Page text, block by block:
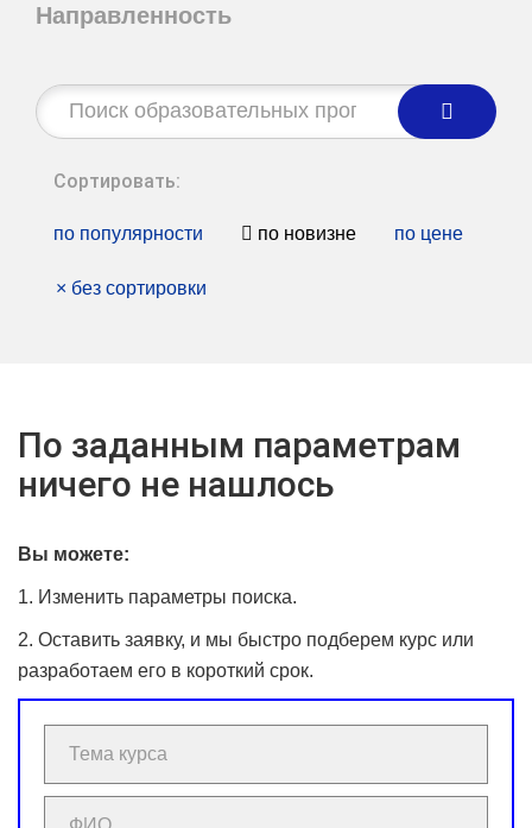
Направленность
Строка
поиска:
Сортировать:
по популярности по новизне по цене
× без сортировки
По заданным параметрам
ничего не нашлось
Вы можете:
1. Изменить параметры поиска.
2. Оставить заявку, и мы быстро подберем курс или
разработаем его в короткий срок.